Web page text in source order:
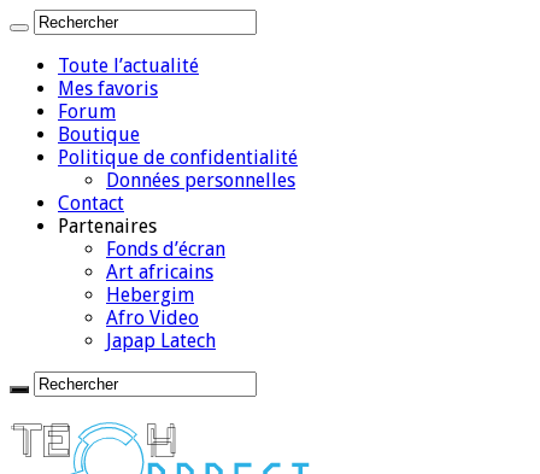
Toute l’actualité
Mes favoris
Forum
Boutique
Politique de confidentialité
Données personnelles
Contact
Partenaires
Fonds d’écran
Art africains
Hebergim
Afro Video
Japap Latech